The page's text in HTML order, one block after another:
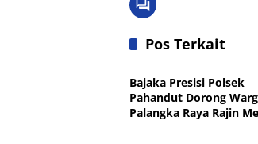
Pos Terkait
News
Bajaka Presisi Polsek
Pahandut Dorong
Palangka Raya Rajin
News